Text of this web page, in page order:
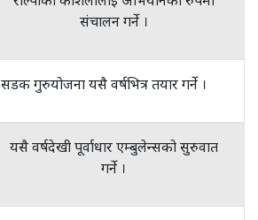
संचालन गर्ने ।
सडक गुरुयोजना यसै वर्षभित्र तयार गर्ने ।
यसै वर्षदेखी पूर्वाधार एम्बुलेन्सको सुरुवात
गर्ने ।